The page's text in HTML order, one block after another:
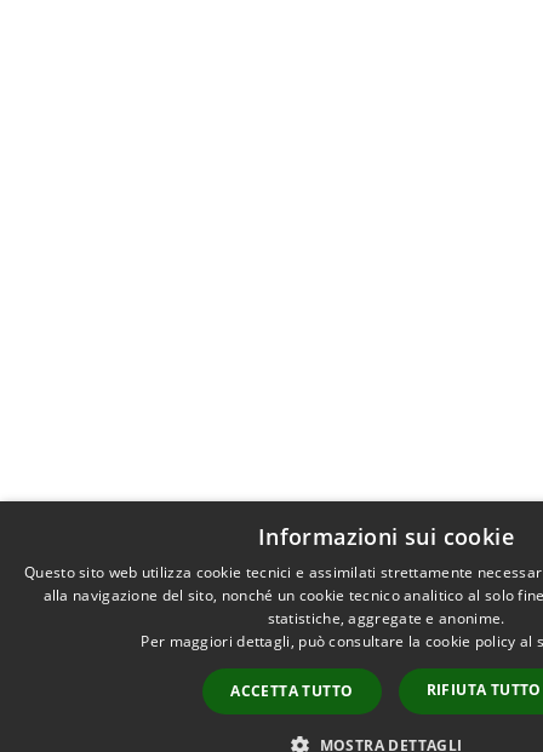
Informazioni sui cookie
Questo sito web utilizza cookie tecnici e assimilati strettamente
alla navigazione del sito, nonché un cookie tecnico analitico al solo
statistiche, aggregate e anonime.
Per maggiori dettagli, può consultare la cookie policy al
ACCETTA TUTTO RIFIUTA TUTTO
MOSTRA DETTAGLI